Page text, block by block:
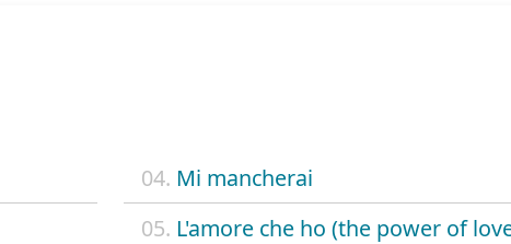
04. Mi mancherai
05. L'amore che ho (the power of